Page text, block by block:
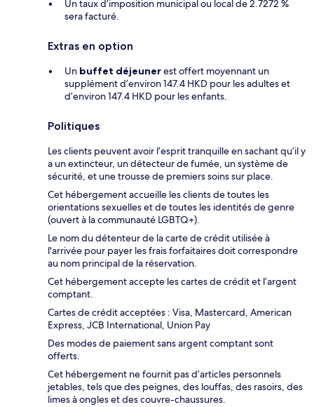
Un taux d’imposition municipal ou local de 2.7272 %
sera facturé.
Extras en option
Un buffet déjeunerest offert moyennant un
supplément d’environ 147.4 HKD pour les adultes et
d’environ 147.4 HKD pour les enfants.
Politiques
Les clients peuvent avoir l’esprit tranquille en sachant qu’il y
a un extincteur, un détecteur de fumée, un système de
sécurité, et une trousse de premiers soins sur place.
Cet hébergement accueille les clients de toutes les
orientations sexuelles et de toutes les identités de genre
(ouvert à la communauté LGBTQ+).
Le nom du détenteur de la carte de crédit utilisée à
l'arrivée pour payer les frais forfaitaires doit correspondre
au nom principal de la réservation.
Cet hébergement accepte les cartes de crédit et l’argent
comptant.
Cartes de crédit acceptées : Visa, Mastercard, American
Express, JCB International, Union Pay
Des modes de paiement sans argent comptant sont
offerts.
Cet hébergement ne fournit pas d’articles personnels
jetables, tels que des peignes, des louffas, des rasoirs, des
limes à ongles et des couvre-chaussures.